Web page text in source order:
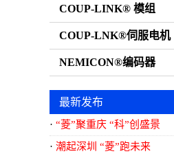
COUP-LINK® 模组
COUP-LNK®伺服电机
NEMICON®编码器
最新发布
“菱”聚重庆 “科”创盛景
潮起深圳 “菱”跑未来